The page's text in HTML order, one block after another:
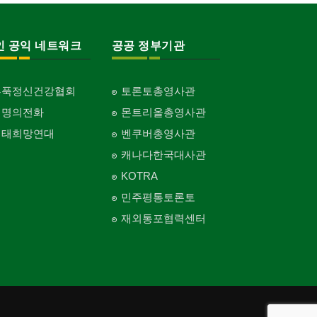
공익 네트워크
정신건강협회
의전화
희망연대
공공 정부기관
토론토총영사관
몬트리올총영사관
벤쿠버총영사관
캐나다한국대사관
KOTRA
민주평통토론토
재외통포협력센터